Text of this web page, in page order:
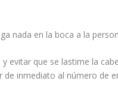
nada en la boca a la
evitar que se lastime la
inmediato al número de